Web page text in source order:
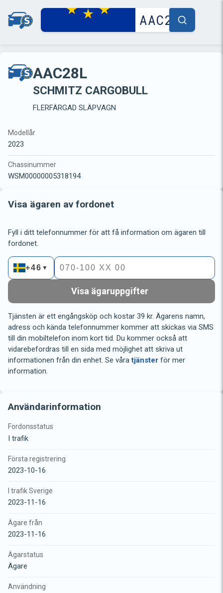
AAC28L
SCHMITZ CARGOBULL
FLERFÄRGAD SLÄPVAGN
Modellår
2023
Chassinummer
WSM00000005318194
Visa ägaren av fordonet
Fyll i ditt telefonnummer för att få information om ägaren till
fordonet.
+46 ▼
Visa ägaruppgifter
Tjänsten är ett engångsköp och kostar 39 kr. Ägarens namn,
adress och kända telefonnummer kommer att skickas via SMS
till din mobiltelefon inom kort tid. Du kommer också att
vidarebefordras till en sida med möjlighet att skriva ut
informationen från din enhet. Se våratjänster för mer
information.
Användarinformation
Fordonsstatus
I trafik
Första registrering
2023-10-16
I trafik Sverige
2023-11-16
Ägare från
2023-11-16
Ägarstatus
Ägare
Användning